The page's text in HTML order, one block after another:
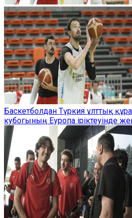
Баскетболдан Түркия ұлттық
кубогының Еуропа іріктеуінде